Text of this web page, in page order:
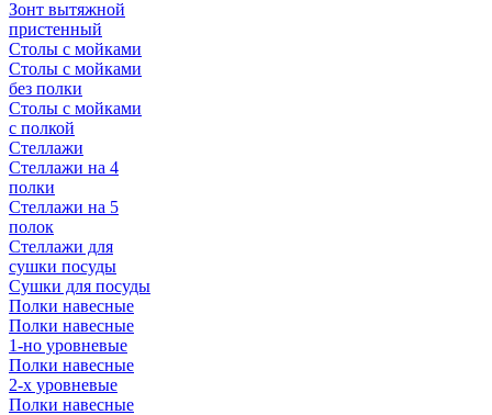
Зонт вытяжной
пристенный
Столы с мойками
Столы с мойками
без полки
Столы с мойками
с полкой
Стеллажи
Стеллажи на 4
полки
Стеллажи на 5
полок
Стеллажи для
сушки посуды
Сушки для посуды
Полки навесные
Полки навесные
1-но уровневые
Полки навесные
2-х уровневые
Полки навесные